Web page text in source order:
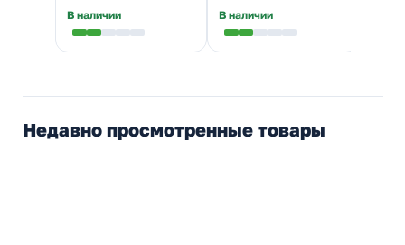
В наличии В наличии
Недавно просмотренные товары